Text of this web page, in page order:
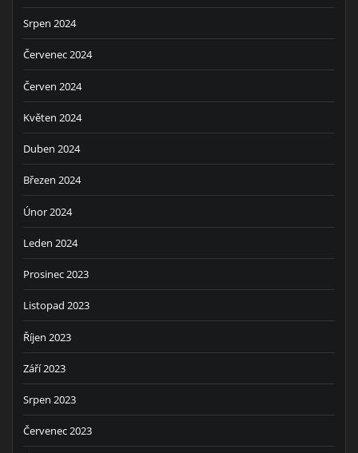
Srpen 2024
Červenec 2024
Červen 2024
Květen 2024
Duben 2024
Březen 2024
Únor 2024
Leden 2024
Prosinec 2023
Listopad 2023
Říjen 2023
Září 2023
Srpen 2023
Červenec 2023